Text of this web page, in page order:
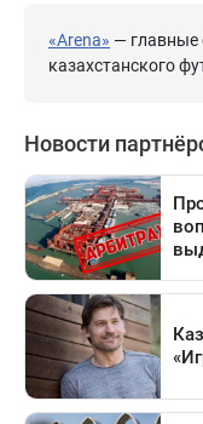
«Arena» — главные
казахстанского